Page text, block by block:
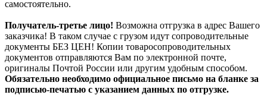
самостоятельно.
Получатель-третье лицо! Возможна отгрузка в адрес Вашего
заказчика! В таком случае с грузом идут сопроводительные
документы БЕЗ ЦЕН! Копии товаросопроводительных
документов отправляются Вам по электронной почте,
оригиналы Почтой России или другим удобным способом.
Обязательно необходимо официальное письмо на бланке за
подписью-печатью с указанием данных по отгрузке.